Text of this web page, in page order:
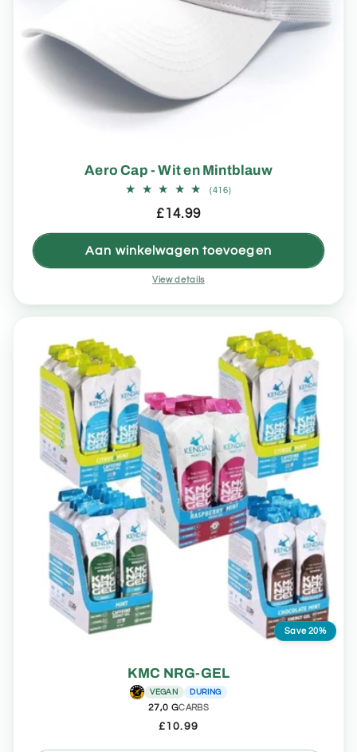
Aero Cap - Wit en Mintblauw
(416)416
Normale
prijs
£14.99
Aan winkelwagen toevoegen
View details
Save 20%
KMC NRG-GEL
VEGAN DURING
27,0 GCARBS
£10.99